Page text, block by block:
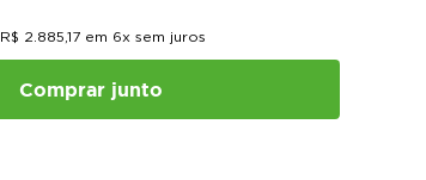
R$ 2 885 17 em 6x sem juros
Comprar junto